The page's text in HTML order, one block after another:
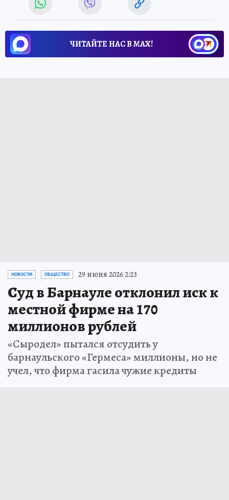
ЧИТАЙТЕ НАС В МАХ!
НОВОСТИ ОБЩЕСТВО 29 июня 2026 2:23
Суд в Барнауле отклонил иск к
местной фирме на 170
миллионов рублей
«Сыродел» пытался отсудить у
барнаульского «Гермеса» миллионы, но не
учел, что фирма гасила чужие кредиты